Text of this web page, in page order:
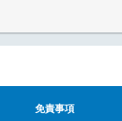
免責事項